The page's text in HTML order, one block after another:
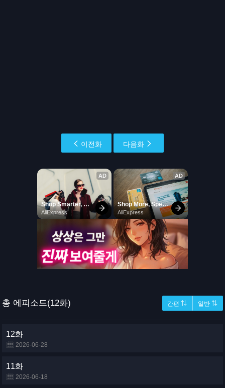
이전화 다음화
총 에피소드(12화) 간편 ⇅ 일반 ⇅
12화
2026-06-28
11화
2026-06-18